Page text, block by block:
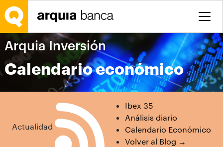
Saltar al contenido principal
Arquia Inversión
Calendario económico
Actualidad
Ibex 35
Análisis diario
Calendario Económico
Volver al Blog →